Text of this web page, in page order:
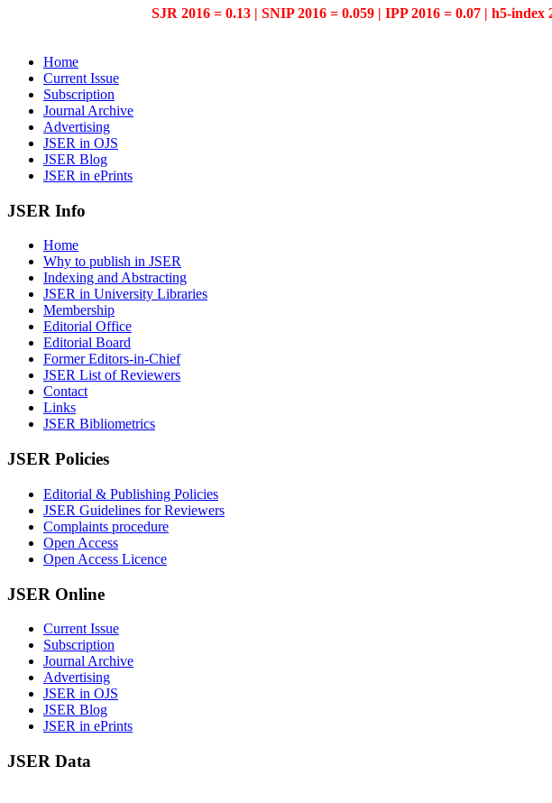
SJR 2016 = 0.13 | SNIP 2016 = 0.059 | IPP 2016 = 0.07 | h5-index
Home
Current Issue
Subscription
Journal Archive
Advertising
JSER in OJS
JSER Blog
JSER in ePrints
JSER Info
Home
Why to publish in JSER
Indexing and Abstracting
JSER in University Libraries
Membership
Editorial Office
Editorial Board
Former Editors-in-Chief
JSER List of Reviewers
Contact
Links
JSER Bibliometrics
JSER Policies
Editorial & Publishing Policies
JSER Guidelines for Reviewers
Complaints procedure
Open Access
Open Access Licence
JSER Online
Current Issue
Subscription
Journal Archive
Advertising
JSER in OJS
JSER Blog
JSER in ePrints
JSER Data